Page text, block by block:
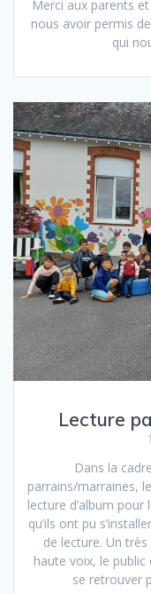
Merci aux parents
nous avoir permis
qui
Lecture
Dans la
parrains/marraines,
lecture d’album pour
qu’ils ont pu
de lecture. Un
haute voix, le public
se retrouver